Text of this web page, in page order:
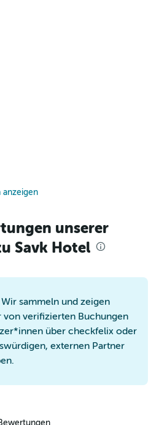
unserer
Savk Hotel
Wir sammeln und zeigen
von verifizierten Buchungen
über checkfelix oder
externen Partner